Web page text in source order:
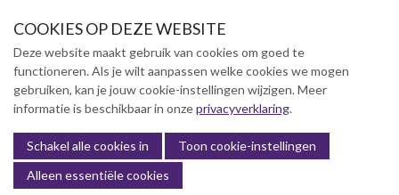
Menu
Over NVBK
NVBK Leden
Lidmaatschap
Kennisbank
COOKIES OP DEZE WEBSITE
Deze website maakt gebruik van cookies om goed te
functioneren. Als je wilt aanpassen welke cookies we mogen
gebruiken, kan je jouw cookie-instellingen wijzigen. Meer
informatie is beschikbaar in onzeprivacyverklaring.
Schakel alle cookies in
Toon cookie-instellingen
Alleen essentiële cookies